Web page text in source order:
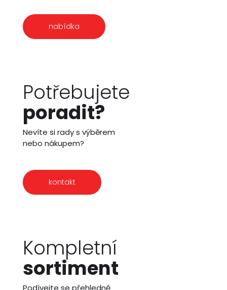
nabídka
Potřebujete
poradit?
Nevíte si rady s výběrem
nebo nákupem?
kontakt
Kompletní
sortiment
Podívejte se přehledně